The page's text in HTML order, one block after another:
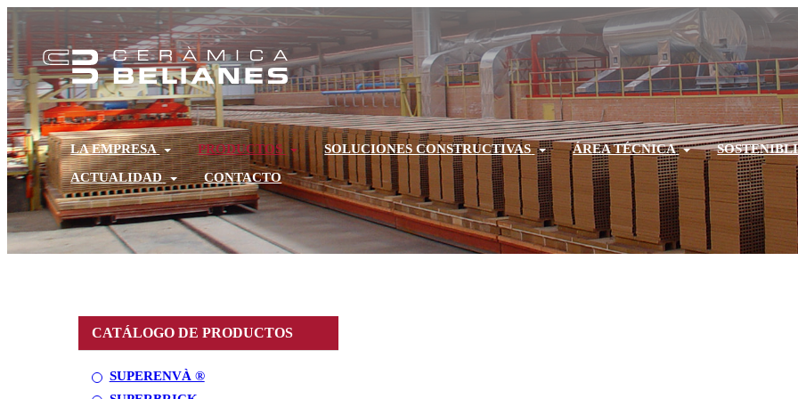
LA EMPRESA PRODUCTOS SOLUCIONES CONSTRUCTIVAS ÁREA TÉCNICA
ACTUALIDAD
CONTACTO
CATÁLOGO DE PRODUCTOS
SUPERENVÀ ®